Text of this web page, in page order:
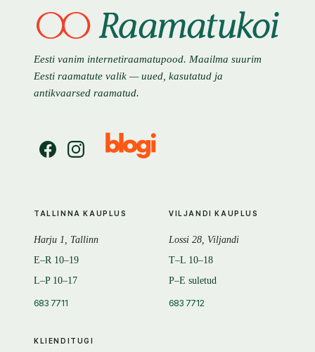
Eesti vanim internetiraamatupood. Maailma suurim
Eesti raamatute valik — uued, kasutatud ja
antikvaarsed raamatud.
KLIENDITUGI
TALLINNA KAUPLUS
Harju 1, Tallinn
E–R 10–19
L–P 10–17
683 7711
VILJANDI KAUPLUS
Lossi 28, Viljandi
T–L 10–18
P–E suletud
683 7712